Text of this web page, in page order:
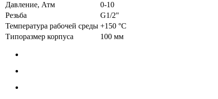
Давление, Атм
0-10
Резьба
G1/2"
Температура рабочей среды +150 °C
Типоразмер корпуса
100 мм